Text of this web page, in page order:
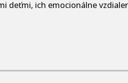
deťmi, ich emocionálne